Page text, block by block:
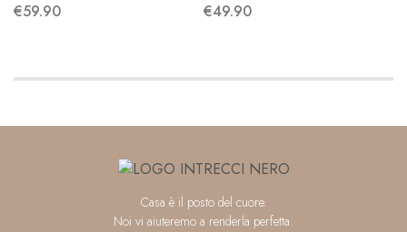
€59.90
€49.90
Casa è il posto del cuore.
Noi vi aiuteremo a renderla perfetta.